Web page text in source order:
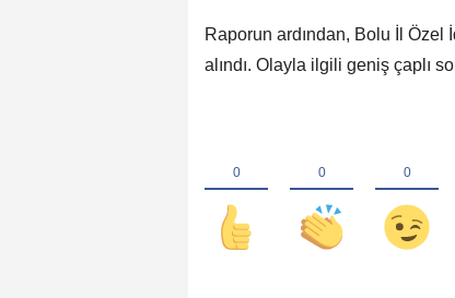
Raporun ardından, Bolu İl Özel
alındı. Olayla ilgili geniş çaplı